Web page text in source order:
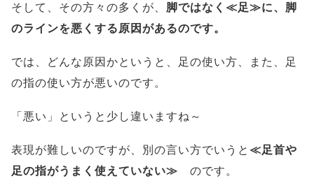
そして、その方々の多くが、 脚ではなく≪足≫に、脚
のラインを悪くする原因があるのです。
では、どんな原因かというと、足の使い方、また、足
の指の使い方が悪いのです。
「悪い」というと少し違いますね～
表現が難しいのですが、別の言い方でいうと ≪足首や
足の指がうまく使えていない≫ のです。